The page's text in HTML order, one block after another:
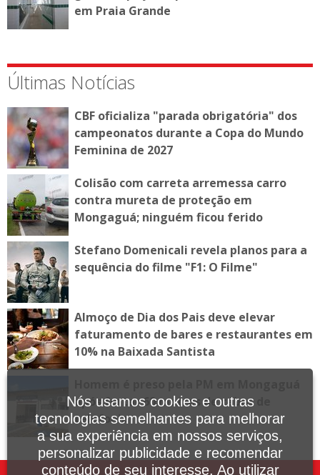
em Praia Grande
Últimas Notícias
CBF oficializa "parada obrigatória" dos
campeonatos durante a Copa do Mundo
Feminina de 2027
Colisão com carreta arremessa carro
contra mureta de proteção em
Mongaguá; ninguém ficou ferido
Stefano Domenicali revela planos para a
sequência do filme "F1: O Filme"
Almoço de Dia dos Pais deve elevar
faturamento de bares e restaurantes em
10% na Baixada Santista
após furtar 60 metros de cabos de
telefonia
Nós usamos cookies e outras
tecnologias semelhantes para melhorar
a sua experiência em nossos serviços,
personalizar publicidade e recomendar
conteúdo de seu interesse. Ao utilizar